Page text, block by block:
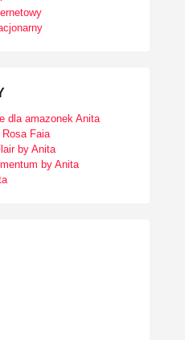
dla amazonek Anita
Faia
by Anita
by Anita